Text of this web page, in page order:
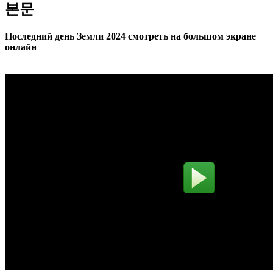
본문
Последний день Земли 2024 смотреть на большом экране
онлайн